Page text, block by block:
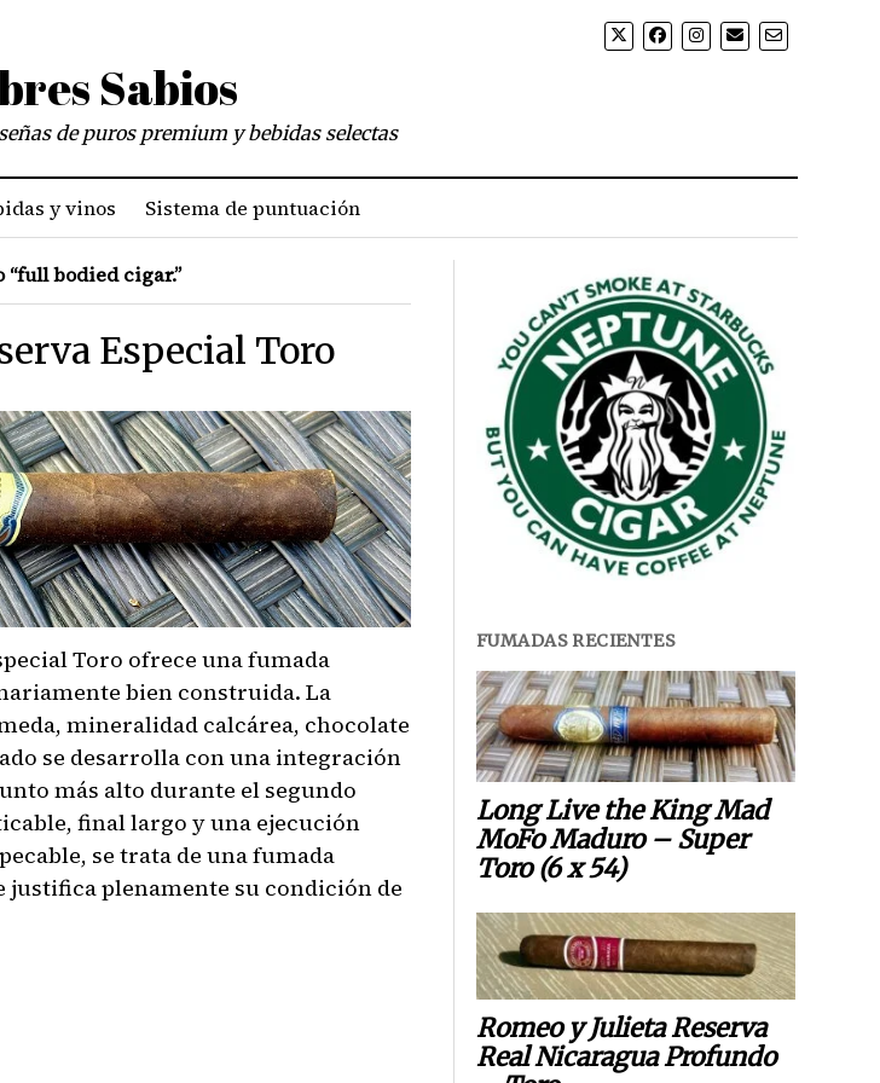
Sabios
de puros premium y bebidas selectas
y vinos Sistema de puntuación
bodied cigar.”
Especial Toro
Toro ofrece una fumada
bien construida. La
mineralidad calcárea, chocolate
se desarrolla con una integración
más alto durante el segundo
final largo y una ejecución
se trata de una fumada
plenamente su condición de
FUMADAS RECIENTES
Long Live the King Mad
MoFo Maduro – Super
Toro (6 x 54)
Romeo y Julieta Reserva
Real Nicaragua Profundo